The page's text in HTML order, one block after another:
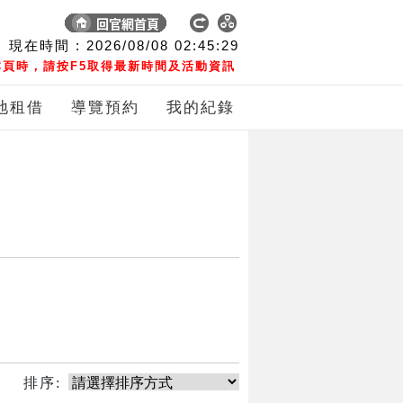
現在時間 : 2026/08/08 02:45:29
時，請按F5取得最新時間及活動資訊
租借 導覽預約 我的紀錄
排序: